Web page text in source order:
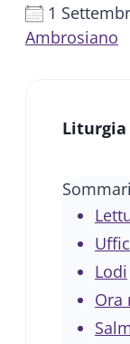
1
Ambrosiano
Liturgia
Lodi
Ora